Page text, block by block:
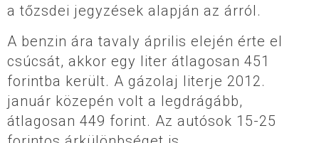
a tőzsdei jegyzések alapján az árról.
A benzin ára tavaly április elején érte el
csúcsát, akkor egy liter átlagosan 451
forintba került. A gázolaj literje 2012.
január közepén volt a legdrágább,
átlagosan 449 forint. Az autósok 15-25